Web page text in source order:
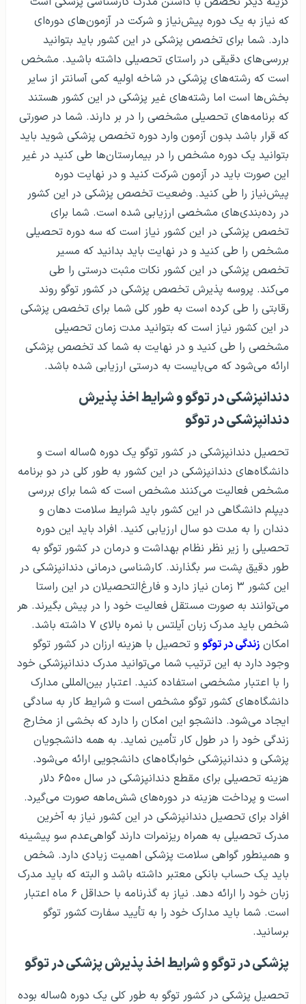
که نیاز به یک دوره پیش‌نیاز و شرکت در آزمون‌های دوره‌ای
دارد. شما برای تخصص پزشکی در این کشور باید بتوانید
بررسی‌های دقیقی در راستای تحصیلی داشته باشید. مشخص
است که رشته‌های پزشکی در شاخه اولیه کمی آسانتر از سایر
بخش‌ها است اما رشته‌های غیر پزشکی در این کشور هستند
که برنامه‌های تحصیلی مشخصی را در بر دارند. شما در صورتی
که قرار باشد بدون آزمون وارد دوره تخصص پزشکی شوید باید
بتوانید یک دوره مشخص را در بیمارستان‌ها طی کنید در غیر
این صورت باید در آزمون شرکت کنید و در نهایت دوره
پیش‌نیاز را طی کنید. وضعیت تخصص پزشکی در این کشور
در رده‌بندی‌های مشخصی ارزیابی شده است. شما برای
تخصص پزشکی در این کشور نیاز است که سه دوره تحصیلی
مشخص را طی کنید و در نهایت باید بدانید که مسیر
تخصص پزشکی در این کشور نکات مثبت درستی را طی
می‌کند. پروسه پذیرش تخصص پزشکی در کشور توگو روند
رقابتی را طی کرده است به طور کلی شما برای تخصص پزشکی
در این کشور نیاز است که بتوانید مدت زمان تحصیلی
مشخصی را طی کنید و در نهایت به شما کد تخصص پزشکی
ارائه می‌شود که می‌بایست به درستی ارزیابی شده باشد.
دندانپزشکی در توگو و شرایط اخذ پذیرش
دندانپزشکی در توگو
تحصیل دندانپزشکی در کشور توگو یک دوره ۵ساله است و
دانشگاه‌های دندانپزشکی در این کشور به طور کلی در دو برنامه
مشخص فعالیت می‌کنند مشخص است که شما برای بررسی
دیپلم دانشگاهی در این کشور باید شرایط سلامت دهان و
دندان را به مدت دو سال ارزیابی کنید. افراد باید این دوره
تحصیلی را زیر نظر نظام بهداشت و درمان در کشور توگو به
طور دقیق پشت سر بگذارند. کارشناسی درمانی دندانپزشکی در
این کشور ۳ زمان نیاز دارد و فارغ‌التحصیلان در این راستا
می‌توانند به صورت مستقل فعالیت خود را در پیش بگیرند. هر
شخص باید مدرک زبان آیلتس با نمره بالای ۷ داشته باشد.
امکان زندگی در توگو و تحصیل با هزینه ارزان در کشور توگو
وجود دارد به این ترتیب شما می‌توانید مدرک دندانپزشکی خود
را با اعتبار مشخصی استفاده کنید. اعتبار بین‌المللی مدارک
دانشگاه‌های کشور توگو مشخص است و شرایط کار به سادگی
ایجاد می‌شود. دانشجو این امکان را دارد که بخشی از مخارج
زندگی خود را در طول کار تأمین نماید. به همه دانشجویان
پزشکی و دندانپزشکی خوابگاه‌های دانشجویی ارائه می‌شود.
هزینه تحصیلی برای مقطع دندانپزشکی در سال ۶۵۰۰ دلار
است و پرداخت هزینه در دوره‌های شش‌ماهه صورت می‌گیرد.
افراد برای تحصیل دندانپزشکی در این کشور نیاز به آخرین
مدرک تحصیلی به همراه ریزنمرات دارند گواهی‌عدم سو پیشینه
و همینطور گواهی سلامت پزشکی اهمیت زیادی دارد. شخص
باید یک حساب بانکی معتبر داشته باشد و البته که باید مدرک
زبان خود را ارائه دهد. نیاز به گذرنامه با حداقل ۶ ماه اعتبار
است. شما باید مدارک خود را به تأیید سفارت کشور توگو
برسانید.
پزشکی در توگو و شرایط اخذ پذیرش پزشکی در توگو
تحصیل پزشکی در کشور توگو به طور کلی یک دوره ۵ساله بوده